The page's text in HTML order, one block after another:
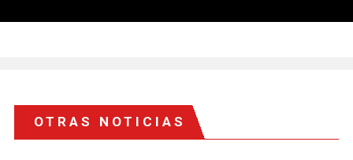
OTRAS NOTICIAS